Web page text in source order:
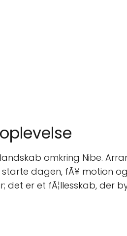
omkring Nibe.
dagen, fÃ¥ motion
det er et fÃ¦llesskab, der